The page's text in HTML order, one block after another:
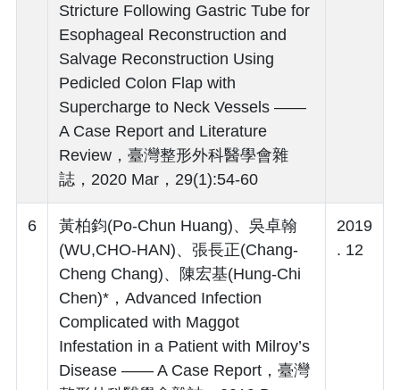
Stricture Following Gastric Tube for
Esophageal Reconstruction and
Salvage Reconstruction Using
Pedicled Colon Flap with
Supercharge to Neck Vessels ――
A Case Report and Literature
Review，臺灣整形外科醫學會雜
誌，2020 Mar，29(1):54-60
6
黃柏鈞(Po-Chun Huang)、吳卓翰
(WU,CHO-HAN)、張長正(Chang-
Cheng Chang)、陳宏基(Hung-Chi
Chen)*，Advanced Infection
Complicated with Maggot
Infestation in a Patient with Milroy’s
Disease ―― A Case Report，臺灣
2019
. 12